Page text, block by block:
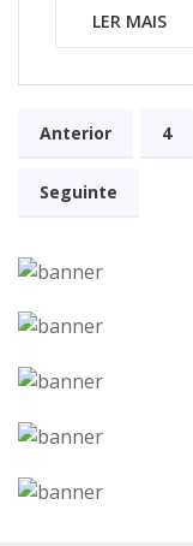
LER MAIS
Anterior 4
Seguinte